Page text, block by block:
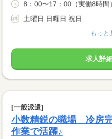
8：00〜17：00（実働8時間
土曜日 日曜日 祝日
もっと
求人詳
[一般派遣]
小数精鋭の職場 冷房
作業で活躍♪